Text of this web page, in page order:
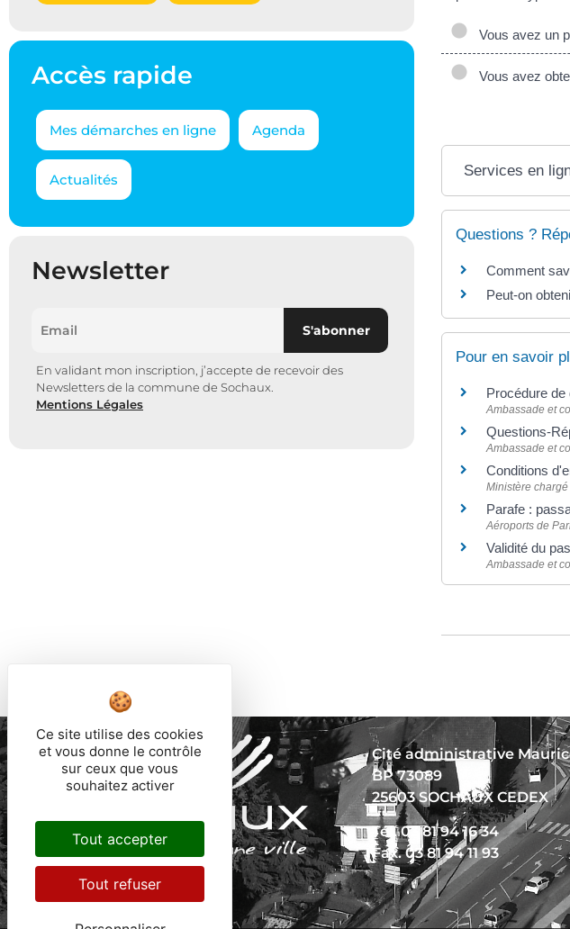
Accès rapide
Mes démarches en ligne Agenda
Actualités
Newsletter
En validant mon inscription, j’accepte de recevoir des
Newsletters de la commune de Sochaux.
Mentions Légales
Vous avez un
Vous avez
Services en
Questions ?
Comment
Peut-on
Pour en savoir
Procédure
Ambassade et
Questions-
Ambassade et
Conditions
Ministère
Parafe :
Aéroports de
Validité du
Ambassade et
Cité administrative
BP 73089
25603 SOCHAUX CEDEX
Tél. 03 81 94 16 34
Fax. 03 81 94 11 93
Ce site utilise des cookies
et vous donne le contrôle
sur ceux que vous
souhaitez activer
Tout accepter
Tout refuser